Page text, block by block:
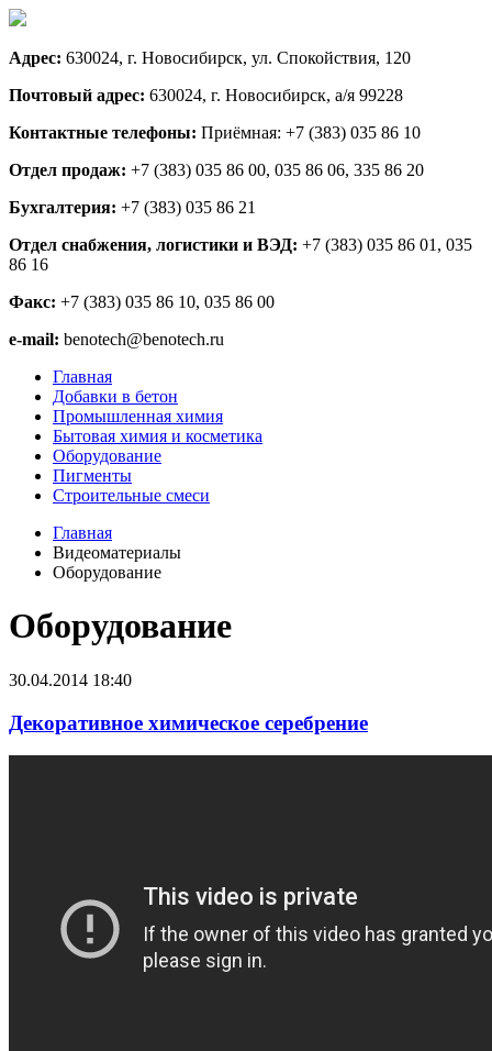
Адрес: 630024, г. Новосибирск, ул. Спокойствия, 120
Почтовый адрес: 630024, г. Новосибирск, а/я 99228
Контактные телефоны: Приёмная: +7 (383) 035 86 10
Отдел продаж: +7 (383) 035 86 00, 035 86 06, 335 86 20
Бухгалтерия: +7 (383) 035 86 21
Отдел снабжения, логистики и ВЭД: +7 (383) 035 86 01, 035
86 16
Факс: +7 (383) 035 86 10, 035 86 00
e-mail: benotech@benotech.ru
Главная
Добавки в бетон
Промышленная химия
Бытовая химия и косметика
Оборудование
Пигменты
Строительные смеси
Главная
Видеоматериалы
Оборудование
Оборудование
30.04.2014 18:40
Декоративное химическое серебрение